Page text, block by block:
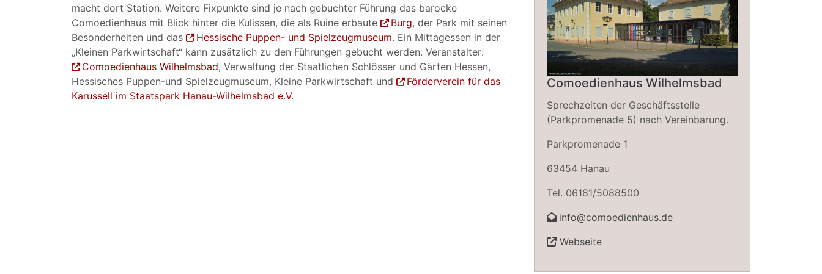
macht dort Station. Weitere Fixpunkte sind je nach gebuchter Führung das barocke
Comoedienhaus mit Blick hinter die Kulissen, die als Ruine erbaute
Burg, der Park mit seinen
Besonderheiten und das
Hessische Puppen- und Spielzeugmuseum. Ein Mittagessen in der
„Kleinen Parkwirtschaft“ kann zusätzlich zu den Führungen gebucht werden. Veranstalter:
Comoedienhaus Wilhelmsbad, Verwaltung der Staatlichen Schlösser und Gärten Hessen,
Hessisches Puppen-und Spielzeugmuseum, Kleine Parkwirtschaft und
Förderverein für das
Karussell im Staatspark Hanau-Wilhelmsbad e.V.
Comoedienhaus Wilhelmsbad
Sprechzeiten der Geschäftsstelle
(Parkpromenade 5) nach Vereinbarung.
Parkpromenade 1
63454 Hanau
Tel. 06181/5088500
info@comoedienhaus.de
Webseite